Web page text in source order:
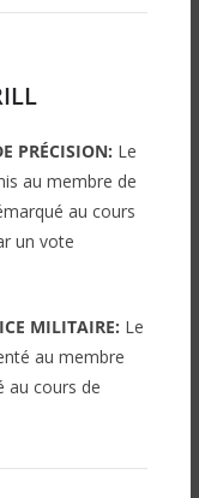
PRÉCISION: Le
au membre de
au cours
un vote
MILITAIRE: Le
au membre
au cours de